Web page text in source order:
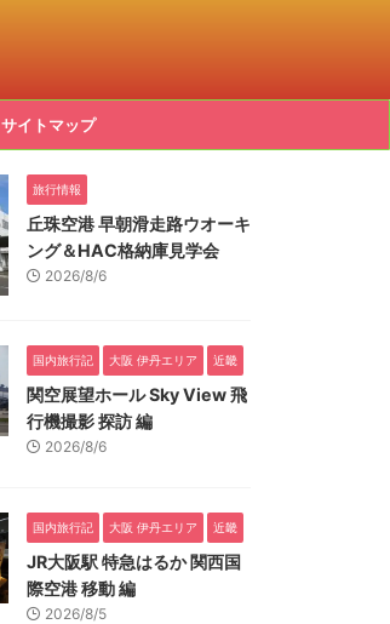
サイトマップ
旅行情報
丘珠空港 早朝滑走路ウオーキ
ング＆HAC格納庫見学会
2026/8/6
国内旅行記 大阪 伊丹エリア 近畿
関空展望ホール Sky View 飛
行機撮影 探訪 編
2026/8/6
国内旅行記 大阪 伊丹エリア 近畿
JR大阪駅 特急はるか 関西国
際空港 移動 編
2026/8/5